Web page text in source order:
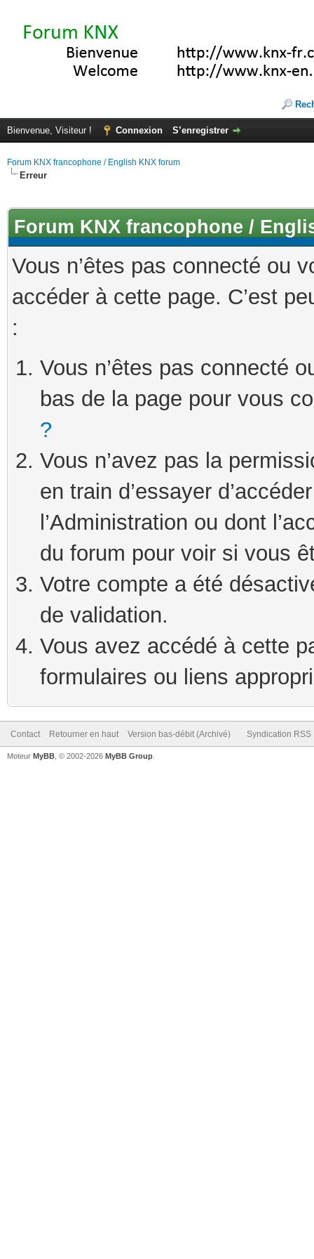
Bienvenue, Visiteur ! Connexion S’enregistrer
Forum KNX francophone / English KNX forum
Erreur
Forum KNX francophone /
Vous n’êtes pas connecté ou
accéder à cette page. C’est
:
Vous n’êtes pas connecté
bas de la page pour vous
?
Vous n’avez pas la
en train d’essayer
l’Administration ou dont
du forum pour voir si vous
Votre compte a été
de validation.
Vous avez accédé à cette
formulaires ou liens
Contact Retourner en haut Version bas-débit (Archivé) Syndication RSS
Moteur MyBB , © 2002-2026 MyBB Group